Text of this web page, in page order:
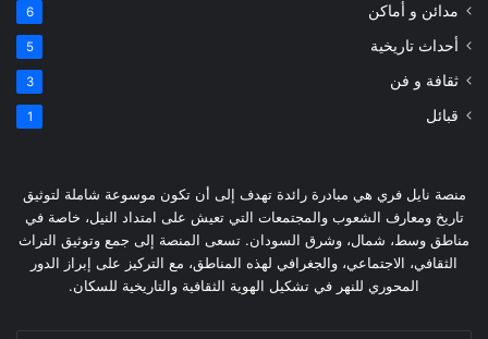
مدائن و أماكن 6
أحداث تاريخية 5
ثقافة و فن 3
قبائل 1
منصة نايل فري هي مبادرة رائدة تهدف إلى أن تكون موسوعة شاملة لتوثيق
تاريخ ومعارف الشعوب والمجتمعات التي تعيش على امتداد النيل، خاصة في
مناطق وسط، شمال، وشرق السودان. تسعى المنصة إلى جمع وتوثيق التراث
الثقافي، الاجتماعي، والجغرافي لهذه المناطق، مع التركيز على إبراز الدور
المحوري للنهر في تشكيل الهوية الثقافية والتاريخية للسكان.